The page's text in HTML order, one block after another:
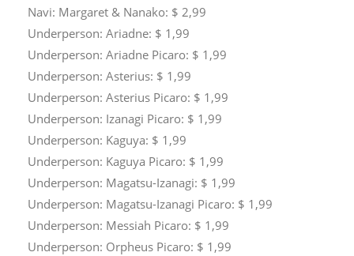
Navi: Margaret & Nanako: $ 2,99
Underperson: Ariadne: $ 1,99
Underperson: Ariadne Picaro: $ 1,99
Underperson: Asterius: $ 1,99
Underperson: Asterius Picaro: $ 1,99
Underperson: Izanagi Picaro: $ 1,99
Underperson: Kaguya: $ 1,99
Underperson: Kaguya Picaro: $ 1,99
Underperson: Magatsu-Izanagi: $ 1,99
Underperson: Magatsu-Izanagi Picaro: $ 1,99
Underperson: Messiah Picaro: $ 1,99
Underperson: Orpheus Picaro: $ 1,99